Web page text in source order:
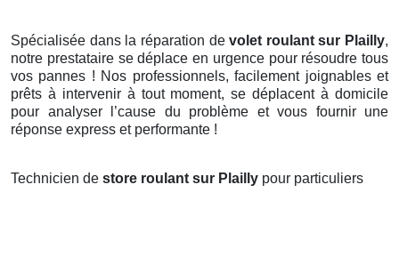
Spécialisée dans la réparation devolet roulant sur Plailly,
notre prestataire se déplace en urgence pour résoudre tous
vos pannes ! Nos professionnels, facilement joignables et
prêts à intervenir à tout moment, se déplacent à domicile
pour analyser l’cause du problème et vous fournir une
réponse express et performante !
Technicien de store roulant sur Plailly pour particuliers